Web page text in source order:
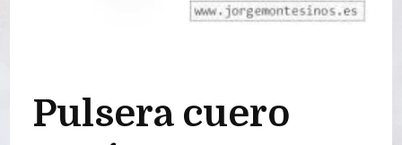
Pulsera cuero